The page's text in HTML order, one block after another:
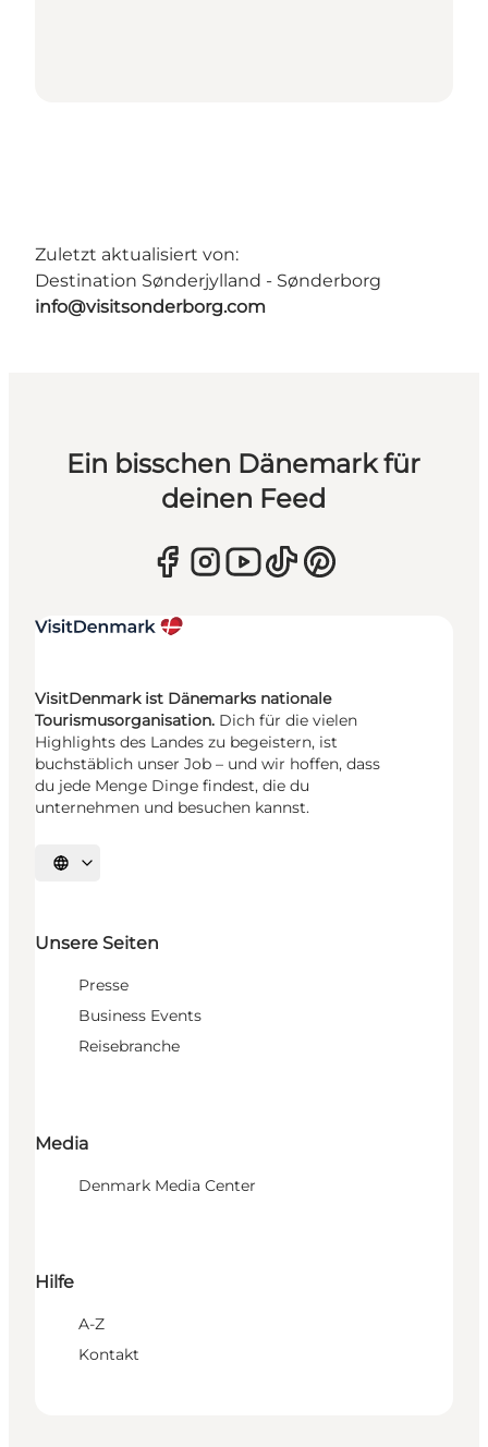
Zuletzt aktualisiert von:
Destination Sønderjylland - Sønderborg
info@visitsonderborg.com
Ein bisschen Dänemark für
deinen Feed
VisitDenmark ist Dänemarks nationale
Tourismusorganisation. Dich für die vielen
Highlights des Landes zu begeistern, ist
buchstäblich unser Job – und wir hoffen, dass
du jede Menge Dinge findest, die du
unternehmen und besuchen kannst.
Sprache auswählen
Unsere Seiten
Presse
Business Events
Reisebranche
Media
Denmark Media Center
Hilfe
A-Z
Kontakt